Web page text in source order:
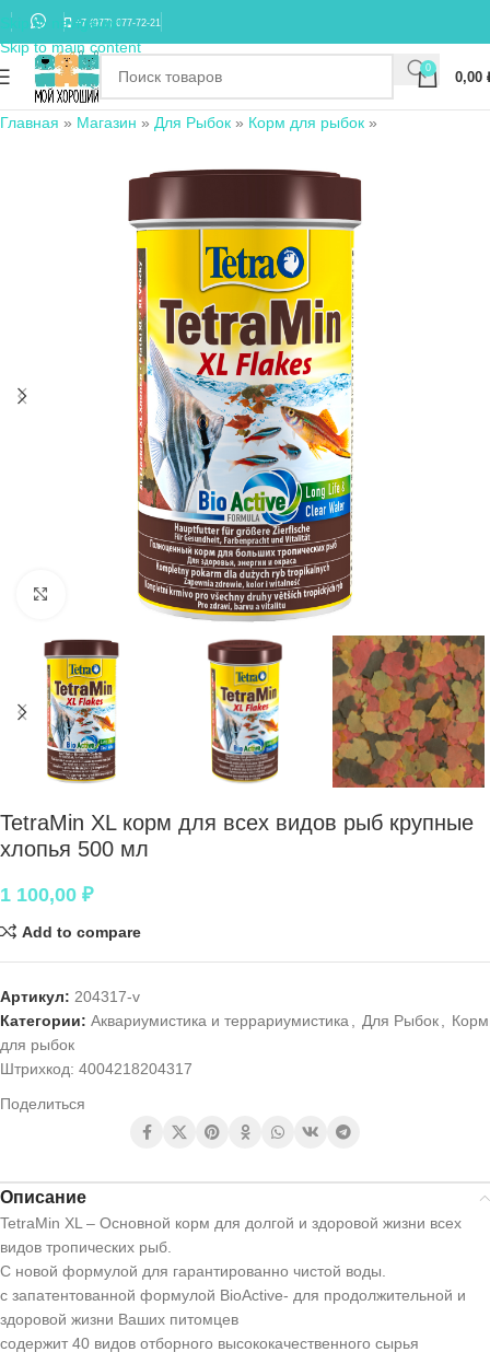
Skip to navigation
Skip to main content
+7 (977) 677-72-21
0
0,00
Главная » Магазин » Для Рыбок » Корм для рыбок »
Нажмите, чтобы увеличить
TetraMin XL корм для всех видов рыб крупные
хлопья 500 мл
1 100,00 ₽
Add to compare
Артикул: 204317-v
Категории: Аквариумистика и террариумистика Для Рыбок
Корм
для рыбок
Штрихкод: 4004218204317
Поделиться
Описание
TetraMin XL – Основной корм для долгой и здоровой жизни всех
видов тропических рыб.
С новой формулой для гарантированно чистой воды.
с запатентованной формулой BioActive- для продолжительной и
здоровой жизни Ваших питомцев
содержит 40 видов отборного высококачественного сырья